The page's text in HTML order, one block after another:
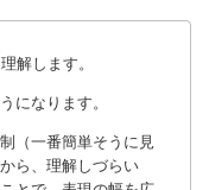
解します。
になります。
（一番簡単そうに見
ら、理解しづらい